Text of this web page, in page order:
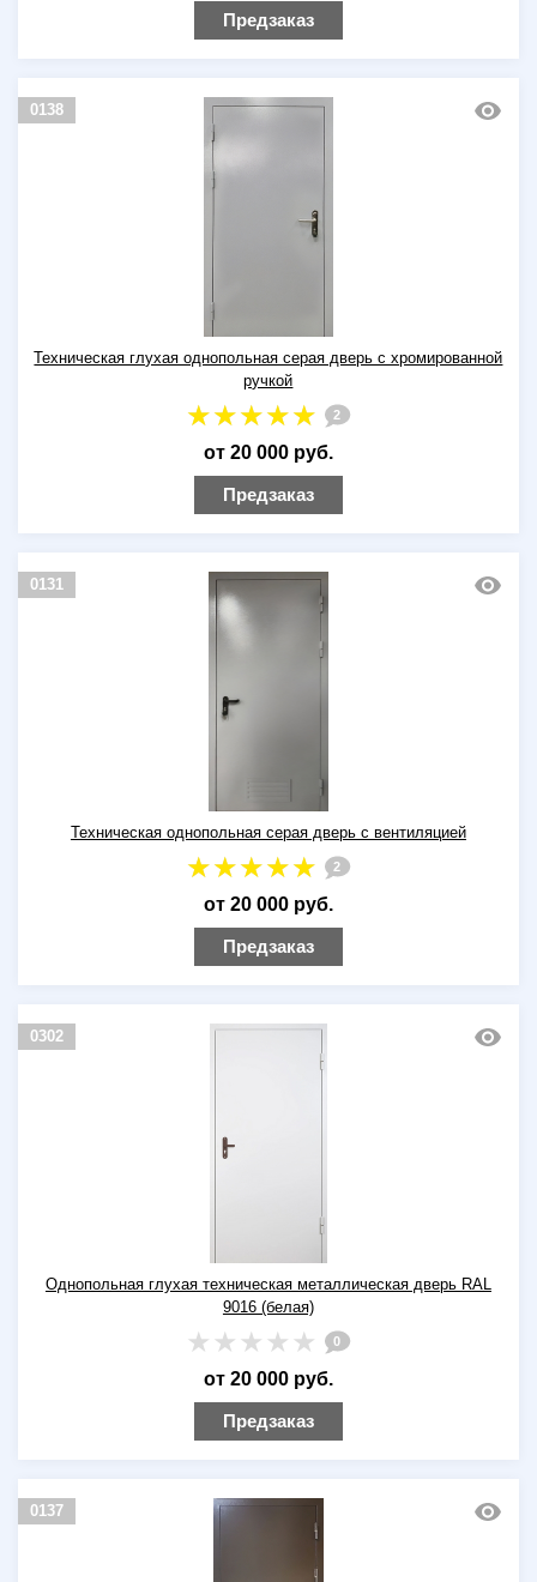
Предзаказ
0138
Техническая глухая однопольная серая дверь с хромированной
ручкой
2
от 20 000 руб.
Предзаказ
0131
Техническая однопольная серая дверь с вентиляцией
2
от 20 000 руб.
Предзаказ
0302
Однопольная глухая техническая металлическая дверь RAL
9016 (белая)
0
от 20 000 руб.
Предзаказ
0137